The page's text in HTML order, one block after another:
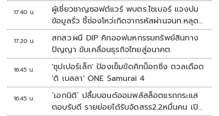
17:40 น.
ผู้เชี่ยวชาญซอฟต์แวร์ พบตร.ไซเบอร์ แจงปม
ข้อมูลรั่ว ชี้ช่องโหว่เกิดจากรหัสผ่านจนท.หลุด
ไม่ใช่ถูกแฮกระบบ
17:20 น.
สกสว.ผนึ DIP คิกออฟมหกรรมทรัพย์สินทาง
ปัญญา ขับเคลื่อนธุรกิจไทยสู่อนาคต
16:45 น.
'ซุปเปอร์เล็ก' ป้องเข็มขัดคิกบ็อกซิ่ง ดวลเดือด
'ดิ เบลลา' ONE Samurai 4
16:45 น.
‘เอกนิติ’ ปลื้มบอนด์ออมพลัสล็อตแรกกระแส
ตอบรับดี รายย่อยได้รับจัดสรร2.2หมื่นคน เปิด